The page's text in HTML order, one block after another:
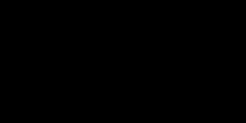
открытки, процесс оформления прост и